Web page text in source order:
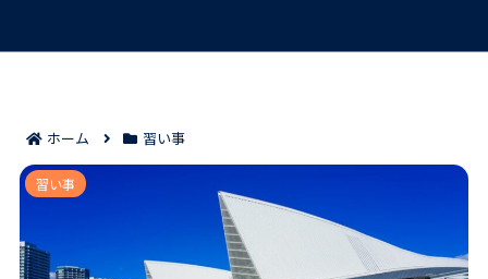
ホーム 習い事
神奈川県で行きやすいQBハウス8選｜駅近と商業施設
で選びやすい！
習い事